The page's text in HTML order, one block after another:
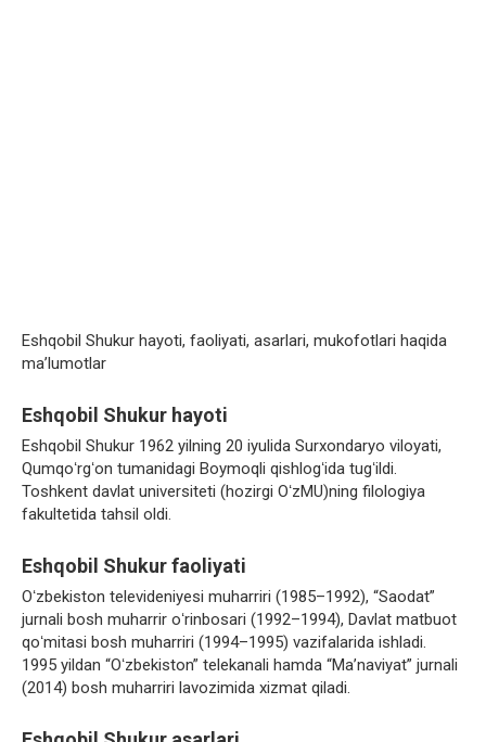
Eshqobil Shukur hayoti, faoliyati, asarlari, mukofotlari haqida
ma’lumotlar
Eshqobil Shukur hayoti
Eshqobil Shukur 1962 yilning 20 iyulida Surxondaryo viloyati,
Qumqoʻrgʻon tumanidagi Boymoqli qishlogʻida tugʻildi.
Toshkent davlat universiteti (hozirgi OʻzMU)ning filologiya
fakultetida tahsil oldi.
Eshqobil Shukur faoliyati
Oʻzbekiston televideniyesi muharriri (1985–1992), “Saodat”
jurnali bosh muharrir oʻrinbosari (1992–1994), Davlat matbuot
qoʻmitasi bosh muharriri (1994–1995) vazifalarida ishladi.
1995 yildan “Oʻzbekiston” telekanali hamda “Maʼnaviyat” jurnali
(2014) bosh muharriri lavozimida xizmat qiladi.